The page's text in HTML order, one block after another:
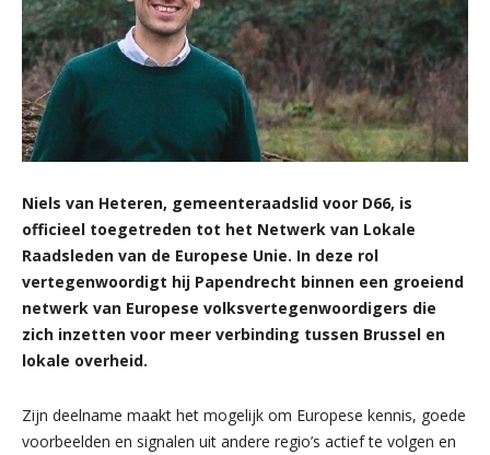
Niels van Heteren, gemeenteraadslid voor D66, is
officieel toegetreden tot het Netwerk van Lokale
Raadsleden van de Europese Unie. In deze rol
vertegenwoordigt hij Papendrecht binnen een groeiend
netwerk van Europese volksvertegenwoordigers die
zich inzetten voor meer verbinding tussen Brussel en
lokale overheid.
Zijn deelname maakt het mogelijk om Europese kennis, goede
voorbeelden en signalen uit andere regio’s actief te volgen en